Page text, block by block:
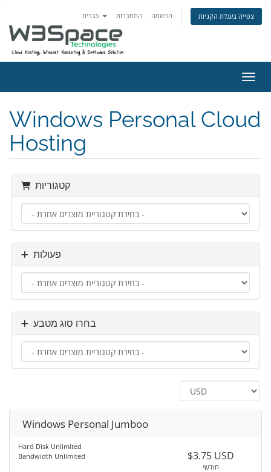
התחברות הרשמה צפייה בעגלת הקניות
Windows Personal Cloud
Hosting
קטגוריות
פעולות
בחרו סוג מטבע
Windows Personal Jumboo
Hard Disk Unlimited
Bandwidth Unlimited
$3.75 USD
חודשי